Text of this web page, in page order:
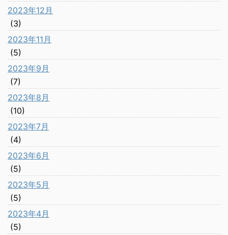
2023年12月
(3)
2023年11月
(5)
2023年9月
(7)
2023年8月
(10)
2023年7月
(4)
2023年6月
(5)
2023年5月
(5)
2023年4月
(5)